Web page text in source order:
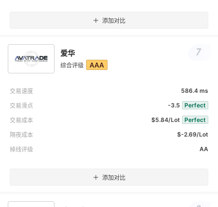
添加对比
爱华
综合评级 AAA
交易速度 586.4 ms
交易滑点 -3.5 Perfect
交易成本 $5.84/Lot Perfect
隔夜成本 $-2.69/Lot
掉线评级 AA
添加对比
7